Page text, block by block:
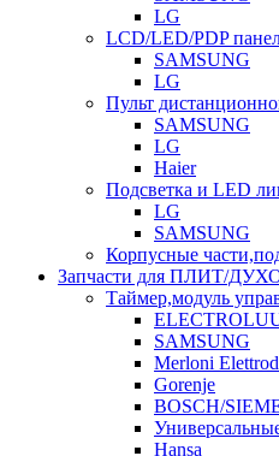
LG
LCD/LED/PDP
SAMSUNG
LG
Пульт
SAMSUNG
LG
Haier
Подсветка и LED
LG
SAMSUNG
Корпусные
Запчасти для ПЛИТ/
Таймер,модуль
SAMSUNG
Merloni
Gorenje
BOSCH/
Hansa